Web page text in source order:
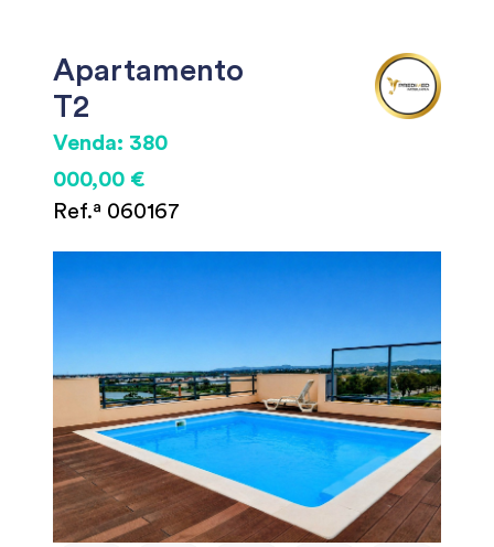
Apartamento
T2
Venda: 380
000,00 €
Ref.ª 060167